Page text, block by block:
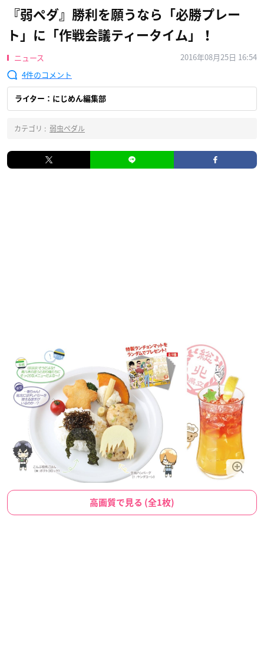
『弱ペダ』勝利を願うなら「必勝プレー
ト」に「作戦会議ティータイム」！
ニュース
2016年08月25日 16:54
4
ライター：にじめん編集部
カテゴリ : 弱虫ペダル
高画質で見る (全1枚)